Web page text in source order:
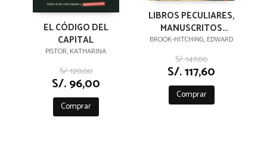
EL CÓDIGO DEL
CAPITAL
PISTOR, KATHARINA
S/. 120,00
S/. 96,00
Comprar
LIBROS PECULIARES,
MANUSCRITOS
EXTRAVAGANTES Y
OTRAS
CURIOSIDADES
LITERARIAS
BROOK-HITCHING, EDWARD
S/. 147,00
S/. 117,60
Comprar